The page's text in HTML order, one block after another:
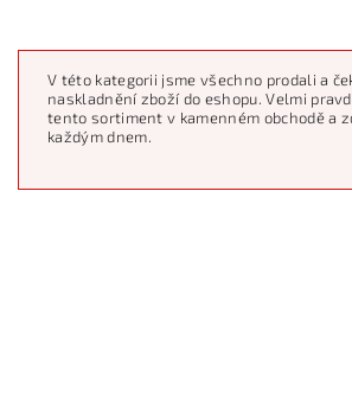
V této kategorii jsme všechno prodali a
naskladnění zboží do eshopu. Velmi
tento sortiment v kamenném obchodě a
každým dnem.